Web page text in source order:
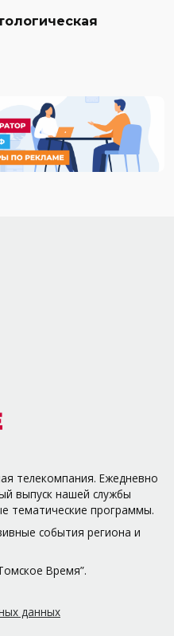
телекомпания. Ежедневно
выпуск нашей службы
тематические программы.
события региона и
Время”.
данных